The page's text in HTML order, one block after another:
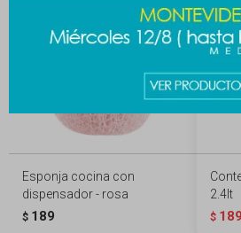
Esponja cocina con
dispensador - rosa
$ 189
2.4lt
$ 189